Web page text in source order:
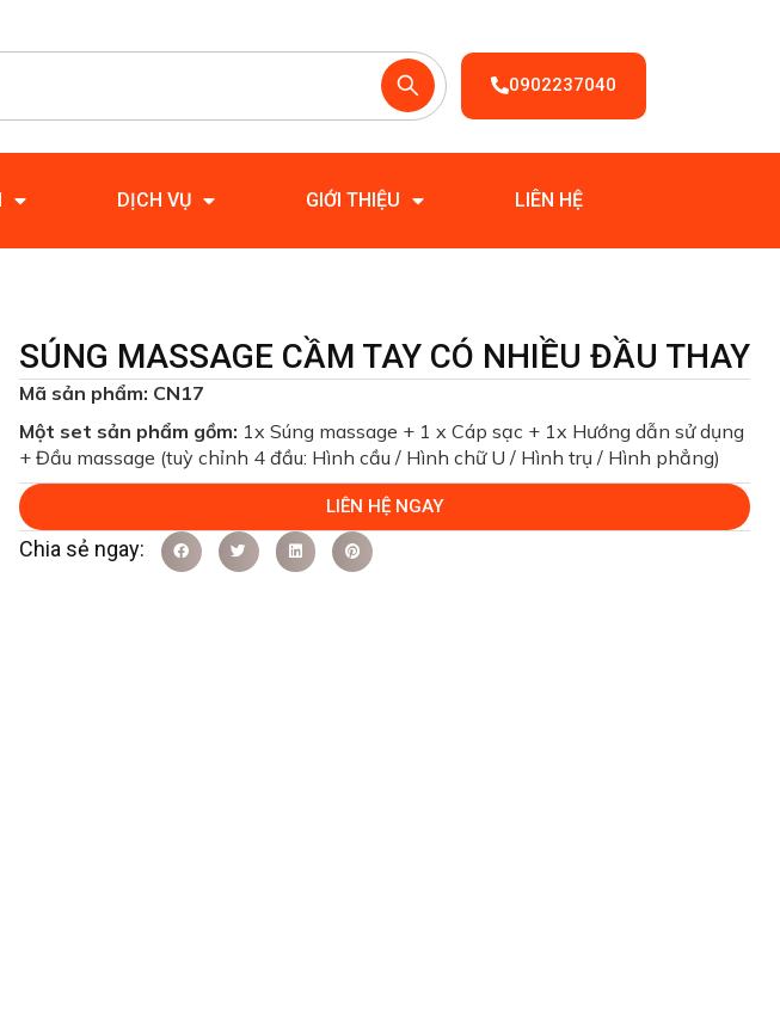
0902237040
DỊCH VỤ GIỚI THIỆU LIÊN HỆ
SÚNG MASSAGE CẦM TAY CÓ NHIỀU ĐẦU THAY
Mã sản phẩm: CN17
Một set sản phẩm gồm: 1x Súng massage + 1 x Cáp sạc + 1x Hướng dẫn sử dụng
+ Đầu massage (tuỳ chỉnh 4 đầu: Hình cầu / Hình chữ U / Hình trụ / Hình phẳng)
LIÊN HỆ NGAY